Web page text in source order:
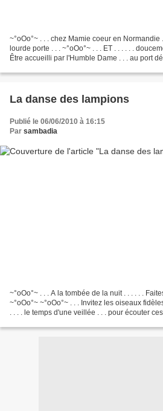
~°oOo°~ . . . chez Mamie coeur en Normandie
lourde porte . . . ~°oOo°~ . . . ET . . . . . .
Être accueilli par l'Humble Dame . . . au port
La danse des lampions
Publié le 06/06/2010 à 16:15
Par sambadia
~°oOo°~ . . . A la tombée de la nuit . . . . . .
~°oOo°~ ~°oOo°~ . . . Invitez les oiseaux
. . . . le temps d'une veillée . . . pour écouter